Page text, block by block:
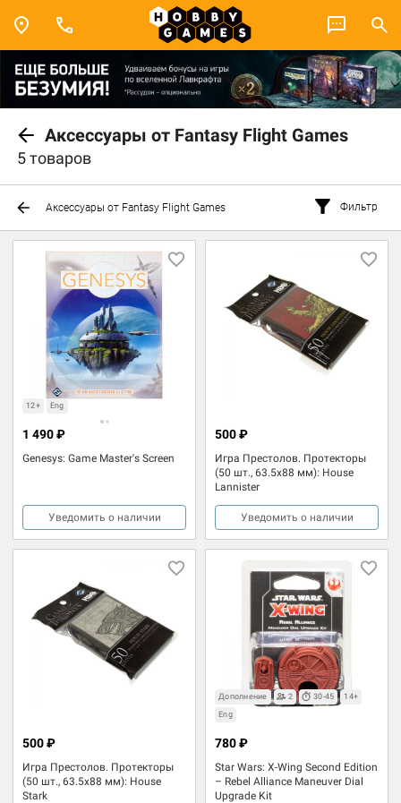
Аксессуары от Fantasy Flight Games
5 товаров
Аксессуары от Fantasy Flight Games Фильтр
12+ Eng
Genesys: Game Master's Screen
1 490 ₽
Уведомить о наличии
Игра Престолов. Протекторы
(50 шт., 63.5x88 мм): House
Lannister
500 ₽
Уведомить о наличии
Игра Престолов. Протекторы
(50 шт., 63.5x88 мм): House
Stark
500 ₽
Дополнение 2 30-45
14+
Eng
Star Wars: X-Wing Second Edition
– Rebel Alliance Maneuver Dial
Upgrade Kit
780 ₽